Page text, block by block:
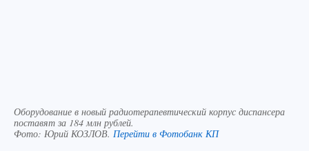
Оборудование в новый радиотерапевтический корпус диспансера
поставят за 184 млн рублей.
Фото: Юрий КОЗЛОВ. Перейти в Фотобанк КП